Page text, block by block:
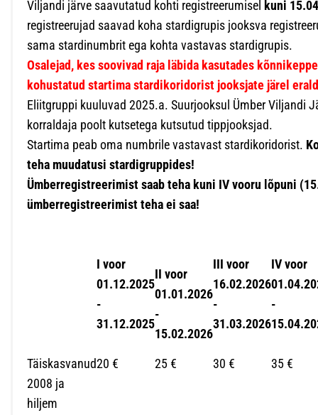
Viljandi järve saavutatud kohti registreerumisel kuni
registreerujad saavad koha stardigrupis jooksva
sama stardinumbrit ega kohta vastavas stardigrupis.
Osalejad, kes soovivad raja läbida kasutades
kohustatud startima stardikoridorist jooksjate järel
Eliitgruppi kuuluvad 2025.a. Suurjooksul Ümber Viljandi
korraldaja poolt kutsetega kutsutud tippjooksjad.
Startima peab oma numbrile vastavast stardikoridorist.
teha muudatusi stardigruppides!
Ümberregistreerimist saab teha kuni IV vooru lõpuni
ümberregistreerimist teha ei saa!
I voor
01.12.2025
-
31.12.2025
II voor
01.01.2026
-
15.02.2026
III voor
16.02.2026
-
31.03.2026
IV voor
-
Täiskasvanud20 € 25 € 30 €
35 €
2008 ja
hiljem